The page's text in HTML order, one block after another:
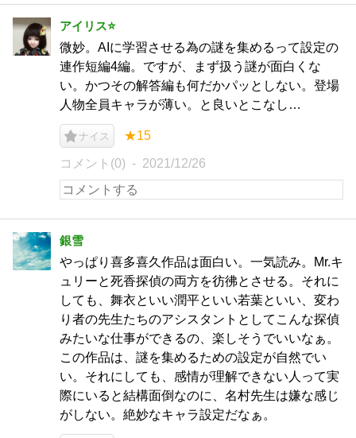
アイリス⭐️
微妙。AIに学習させる為の謎を集めるって設定の
連作短編4編。ですが、まず扱う謎が面白くな
い。かつその解答編も何だかパッとしない。登場
人物全員キャラが薄い。と良いとこなし…
ナイス ★15
コメント(0) 2021/12/26
銀雪
やっぱり喜多喜久作品は面白い。一気読み。Mr.キ
ュリーと死香探偵の両方を彷彿とさせる。それに
しても、舞衣といい潤平といい若葉といい、変わ
り者の先生たちのアシスタントとしてこんな探偵
みたいな仕事ができるの、楽しそうでいいなぁ。
この作品は、謎を集めるための設定が自然でい
い。それにしても、感情が理解できない人って実
際にいると結構面倒なのに、名村先生は嫌な感じ
がしない。絶妙なキャラ設定だなぁ。